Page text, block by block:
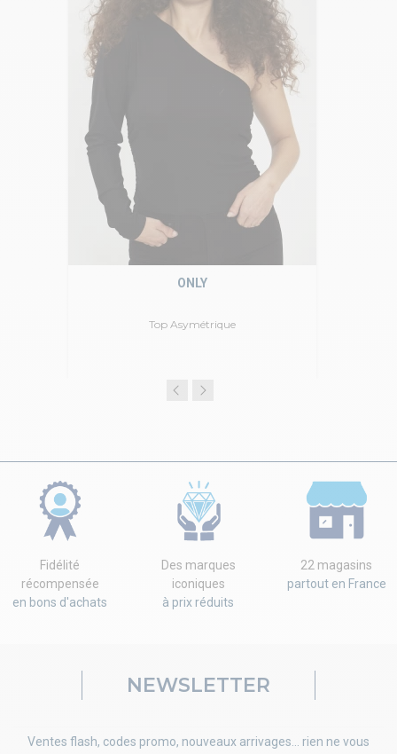
Top Asymétrique
ONLY
Fidélité
récompensée
en bons d'achats
Des marques
iconiques
à prix réduits
22 magasins
partout en France
NEWSLETTER
Ventes flash, codes promo, nouveaux arrivages... rien ne vous